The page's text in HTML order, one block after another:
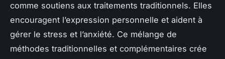
comme soutiens aux traitements traditionnels. Elles
encouragent l’expression personnelle et aident à
gérer le stress et l’anxiété. Ce mélange de
méthodes traditionnelles et complémentaires crée